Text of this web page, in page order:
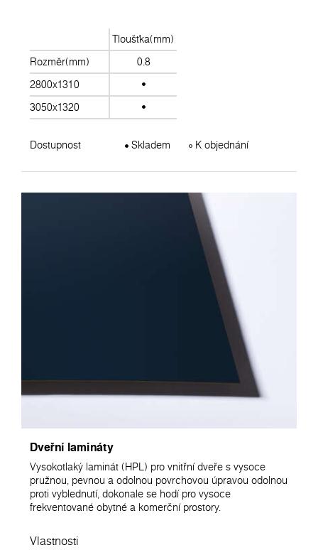
Tloušťka(mm)
Rozměr(mm)
0.8
2800x1310
3050x1320
Dostupnost Skladem K objednání
Dveřní lamináty
Vysokotlaký laminát (HPL) pro vnitřní dveře s vysoce
pružnou, pevnou a odolnou povrchovou úpravou odolnou
proti vyblednutí, dokonale se hodí pro vysoce
frekventované obytné a komerční prostory.
Vlastnosti